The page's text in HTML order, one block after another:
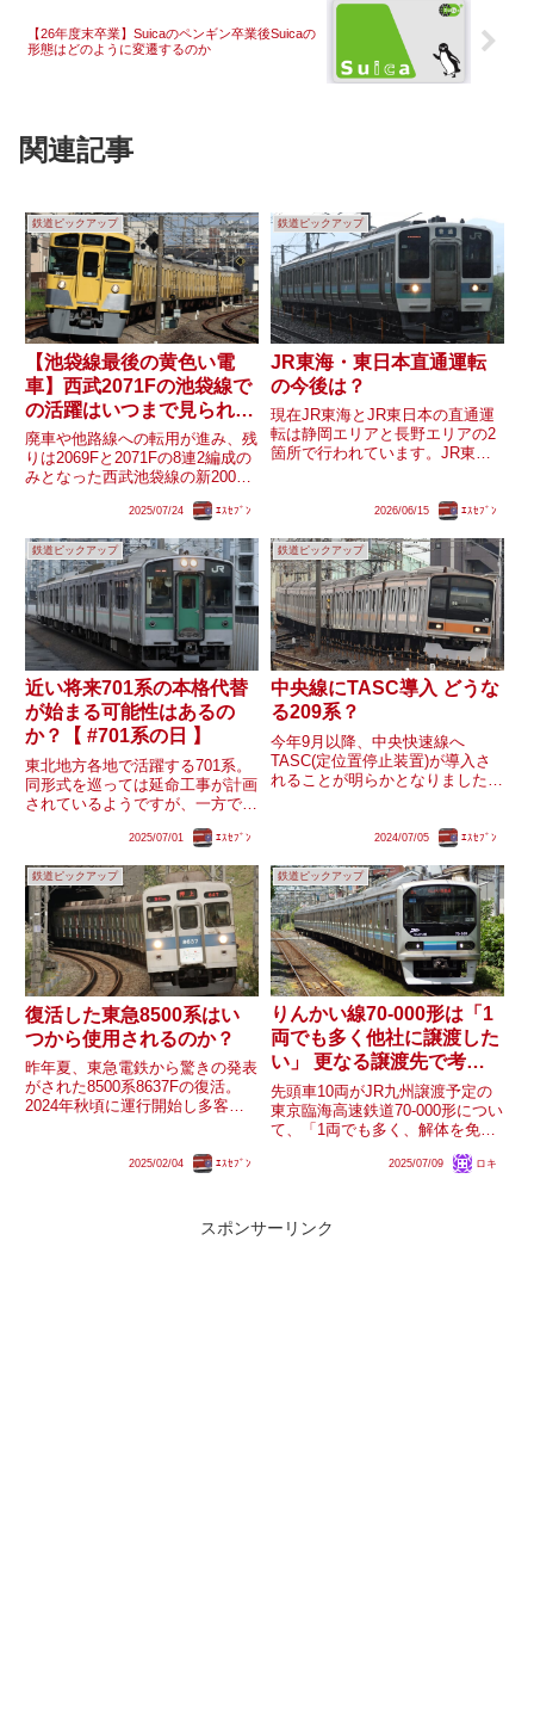
【26年度末卒業】Suicaのペンギン卒業後Suicaの
形態はどのように変遷するのか
関連記事
鉄道ピックアップ
【池袋線最後の黄色い電
車】西武2071Fの池袋線で
の活躍はいつまで見られ
る？
廃車や他路線への転用が進み、残
りは2069Fと2071Fの8連2編成の
みとなった西武池袋線の新2000
110周年記念トレイン」の茶色塗
装であるため、｢黄色い電車｣と
しては2071Fが最後の1編成とな
っていま...
2025/07/24 ｴｽｾﾌﾞﾝ
鉄道ピックアップ
JR東海・東日本直通運転
の今後は？
現在JR東海とJR東日本の直通運
転は静岡エリアと長野エリアの2
箇所で行われています。JR東海
ライズ号(JR西日本車と共通運用)
なの号や飯田線・中央西...
2026/06/15 ｴｽｾﾌﾞﾝ
鉄道ピックアップ
近い将来701系の本格代替
が始まる可能性はあるの
か？【 #701系の日 】
東北地方各地で活躍する701系。
同形式を巡っては延命工事が計画
されているようですが、一方で田
が運用離脱するといった動きもあ
事の対象外となる車両があっても
おかしくないように感...
2025/07/01 ｴｽｾﾌﾞﾝ
鉄道ピックアップ
中央線にTASC導入 どうな
る209系？
今年9月以降、中央快速線へ
TASC(定位置停止装置)が導入さ
れることが明らかとなりました。
われますが、E233系がその対応
れている209系1000番台...
2024/07/05 ｴｽｾﾌﾞﾝ
鉄道ピックアップ
復活した東急8500系はい
つから使用されるのか？
昨年夏、東急電鉄から驚きの発表
がされた8500系8637Fの復活。
2024年秋頃に運行開始し多客時
が、結果的に現在に至るまで臨時
2025/02/04 ｴｽｾﾌﾞﾝ
鉄道ピックアップ
りんかい線70-000形は「1
両でも多く他社に譲渡した
い」 更なる譲渡先で考え
られるのは？
先頭車10両がJR九州譲渡予定の
東京臨海高速鉄道70-000形につい
て、「1両でも多く、解体を免れ
「（JR九州に限らず）様々な会
コメントが取材で得られたよ...
2025/07/09 ロキ
スポンサーリンク